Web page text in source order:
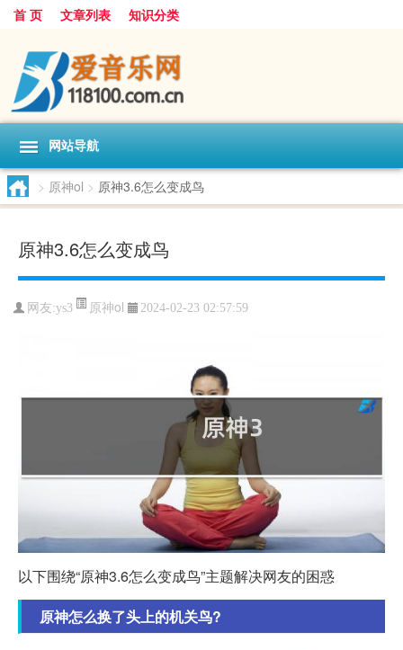
首 页 文章列表 知识分类
网站导航
> 原神ol > 原神3.6怎么变成鸟
原神3.6怎么变成鸟
网友:ys3 原神ol 2024-02-23 02:57:59
以下围绕“原神3.6怎么变成鸟”主题解决网友的困惑
原神怎么换了头上的机关鸟?